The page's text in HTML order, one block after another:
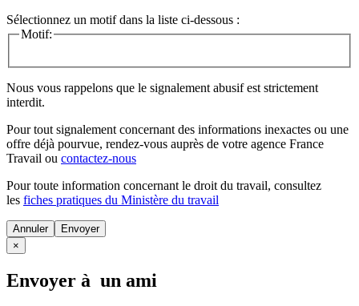
Sélectionnez un motif dans la liste ci-dessous :
Motif:
Nous vous rappelons que le signalement abusif est strictement
interdit.
Pour tout signalement concernant des informations inexactes ou une
offre déjà pourvue, rendez-vous auprès de votre agence France
Travail ou contactez-nous
Pour toute information concernant le droit du travail, consultez
les fiches pratiques du Ministère du travail
Annuler
×
Envoyer à un ami